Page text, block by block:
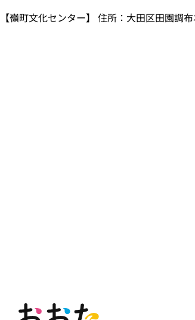
【嶺町文化センター】 住所：大田区田園調